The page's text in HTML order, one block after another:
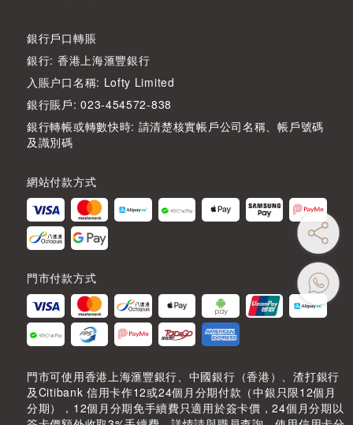
銀行戶口轉賬
銀行: 香港上海滙豐銀行
入賬户口名稱: Lofty Limited
銀行賬戶: 023-454572-838
銀行轉帳或轉數快時: 請清楚核實帳戶公司名稱、帳戶號碼
及識別碼
網站付款方式
門市付款方式
門市可使用香港上海滙豐銀行、中國銀行（香港）、渣打銀行
及Citibank 信用卡作12或24個月分期付款（中銀只限12個月
分期），12個月分期免手續費只適用於簽卡價，24個月分期以